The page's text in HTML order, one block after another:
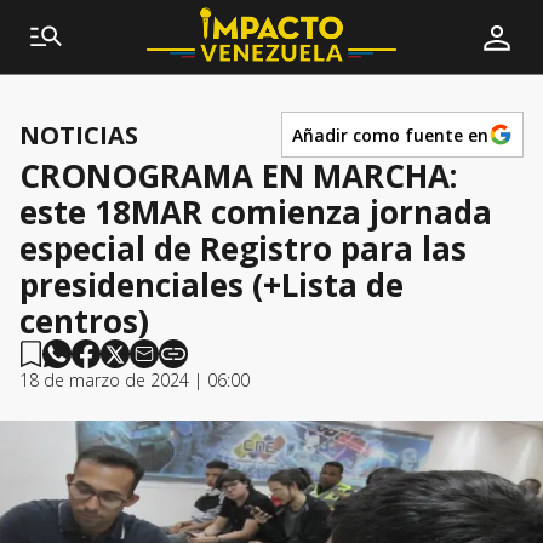
NOTICIAS Añadir como fuente en
CRONOGRAMA EN MARCHA:
este 18MAR comienza jornada
especial de Registro para las
presidenciales (+Lista de
centros)
18 de marzo de 2024 | 06:00